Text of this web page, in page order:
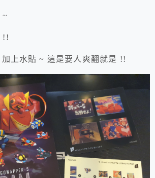
~
!!
上水貼 ~ 這是要人爽翻就是 !!